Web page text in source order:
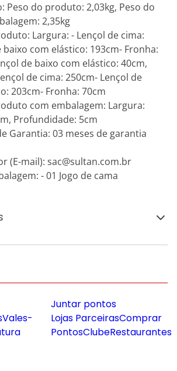
Peso do produto: 2,03kg, Peso do
2,35kg
Largura: - Lençol de cima:
baixo com elástico: 193cm- Fronha:
de baixo com elástico: 40cm,
de cima: 250cm- Lençol de
203cm- Fronha: 70cm
com embalagem: Largura:
Profundidade: 5cm
Garantia: 03 meses de garantia
(E-mail): sac@sultan.com.br
- 01 Jogo de cama
Vales-
Juntar pontos
Lojas ParceirasComprar
PontosClubeRestaurantes